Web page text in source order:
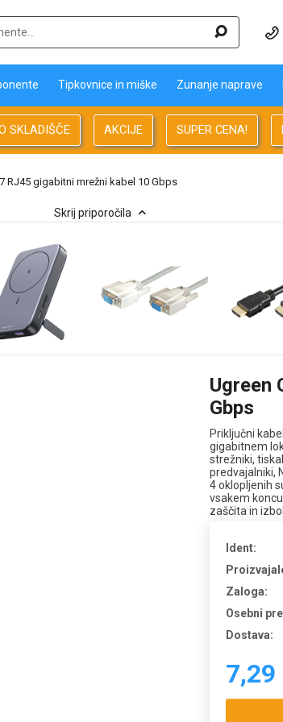
Tipkovnice in miške Zunanje naprave
SKLADIŠČE AKCIJE SUPER CENA!
RJ45 gigabitni mrežni kabel 10 Gbps
Skrij priporočila
Ugreen
Gbps
Priključni
gigabitnem
strežniki,
predvajalniki,
4 oklopljenih
vsakem
zaščita in
Ident:
Zaloga:
Osebni
Dostava:
7,29